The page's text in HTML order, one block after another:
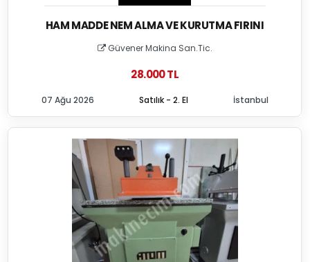
HAM MADDE NEM ALMA VE KURUTMA FIRINI
Güvener Makina San.Tic.
28.000 TL
Satılık - 2. El
07 Ağu 2026 İstanbul